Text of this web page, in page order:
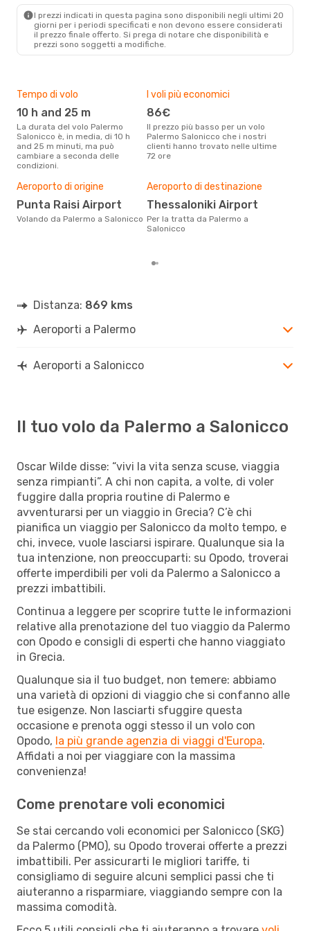
SKG- PMO
I prezzi indicati in questa pagina sono disponibili negli ultimi 20
giorni per i periodi specificati e non devono essere considerati
il ​​prezzo finale offerto. Si prega di notare che disponibilità e
prezzi sono soggetti a modifiche.
Tempo di volo
10 h and 25 m
La durata del volo Palermo
Salonicco è, in media, di 10 h
and 25 m minuti, ma può
cambiare a seconda delle
condizioni.
I voli più economici
86€
Il prezzo più basso per un volo
Palermo Salonicco che i nostri
clienti hanno trovato nelle ultime
72 ore
Aeroporto di origine
Punta Raisi Airport
Volando da Palermo a Salonicco
Aeroporto di destinazione
Thessaloniki Airport
Per la tratta da Palermo a
Salonicco
Distanza: 869 kms
Aeroporti a Palermo
Aeroporti a Salonicco
Il tuo volo da Palermo a Salonicco
Oscar Wilde disse: “vivi la vita senza scuse, viaggia
senza rimpianti”. A chi non capita, a volte, di voler
fuggire dalla propria routine di Palermo e
avventurarsi per un viaggio in Grecia? C’è chi
pianifica un viaggio per Salonicco da molto tempo, e
chi, invece, vuole lasciarsi ispirare. Qualunque sia la
tua intenzione, non preoccuparti: su Opodo, troverai
offerte imperdibili per voli da Palermo a Salonicco a
prezzi imbattibili.
Continua a leggere per scoprire tutte le informazioni
relative alla prenotazione del tuo viaggio da Palermo
con Opodo e consigli di esperti che hanno viaggiato
in Grecia.
Qualunque sia il tuo budget, non temere: abbiamo
una varietà di opzioni di viaggio che si confanno alle
tue esigenze. Non lasciarti sfuggire questa
occasione e prenota oggi stesso il un volo con
Opodo, la più grande agenzia di viaggi d'Europa.
Affidati a noi per viaggiare con la massima
convenienza!
Come prenotare voli economici
Se stai cercando voli economici per Salonicco (SKG)
da Palermo (PMO), su Opodo troverai offerte a prezzi
imbattibili. Per assicurarti le migliori tariffe, ti
consigliamo di seguire alcuni semplici passi che ti
aiuteranno a risparmiare, viaggiando sempre con la
massima comodità.